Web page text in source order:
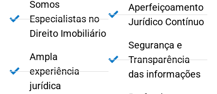
Somos
Especialistas no
Direito Imobiliário
Ampla
experiência
jurídica
Aperfeiçoamento
Jurídico Contínuo
Segurança e
Transparência
das informações